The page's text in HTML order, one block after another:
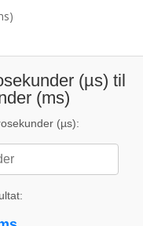
(µs) til
(ms)
(µs):